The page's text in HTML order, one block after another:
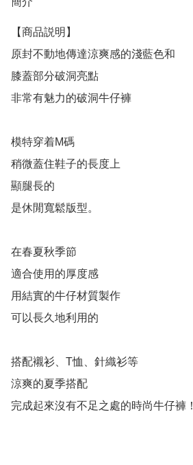
【商品説明】
原封不動地傳達涼爽感的淺藍色和
膝蓋部分破洞亮點
非常有魅力的破洞牛仔褲
模特穿着M碼
稍微蓋住鞋子的長度上
顯腿長的
是休閒寬鬆版型。
在春夏秋季節
適合使用的厚度感
用結實的牛仔材質製作
可以長久地利用的
搭配襯衫、T恤、針織衫等
涼爽的夏季搭配
完成起來沒有不足之處的時尚牛仔褲！